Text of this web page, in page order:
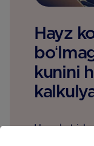
Hayz
kunini
Hayz